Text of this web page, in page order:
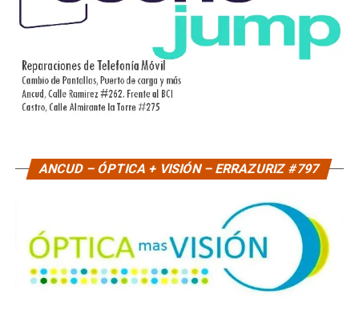
ANCUD – ÓPTICA + VISIÓN – ERRAZURIZ #797